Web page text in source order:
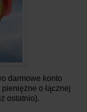
darmowe konto
o łącznej
ostatnio).